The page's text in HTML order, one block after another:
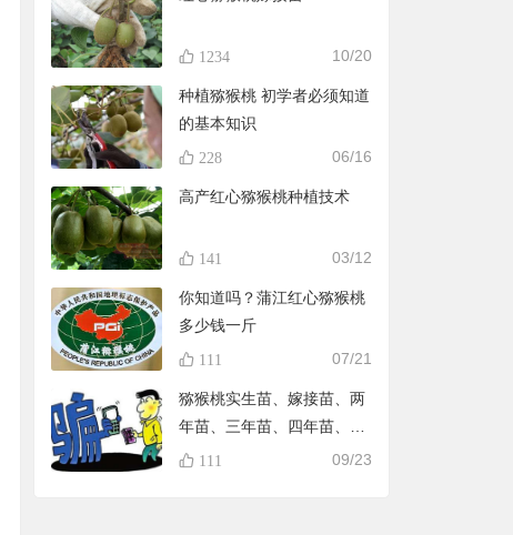
1234 10/20
种植猕猴桃 初学者必须知道
的基本知识
228 06/16
高产红心猕猴桃种植技术
141 03/12
你知道吗？蒲江红心猕猴桃
多少钱一斤
111 07/21
猕猴桃实生苗、嫁接苗、两
年苗、三年苗、四年苗、五
年苗，教大家怎样避免在淘
111 09/23